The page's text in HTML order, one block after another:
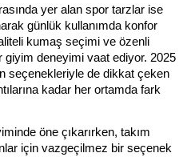
yer alan spor tarzlar ise
günlük kullanımda konfor
kumaş seçimi ve özenli
giyim deneyimi vaat ediyor. 2025
seçenekleriyle de dikkat çeken
kadar her ortamda fark
öne çıkarırken, takım
için vazgeçilmez bir seçenek